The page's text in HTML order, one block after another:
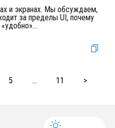
и экранах. Мы обсуждаем,
за пределы UI, почему
...
5 ... 11 >